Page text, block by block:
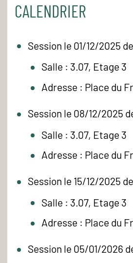
CALENDRIER
Session le 01/12/2025
Salle : 3.07, Etage 3
Adresse : Place du
Session le 08/12/2025
Salle : 3.07, Etage 3
Adresse : Place du
Session le 15/12/2025
Salle : 3.07, Etage 3
Adresse : Place du
Session le 05/01/2026